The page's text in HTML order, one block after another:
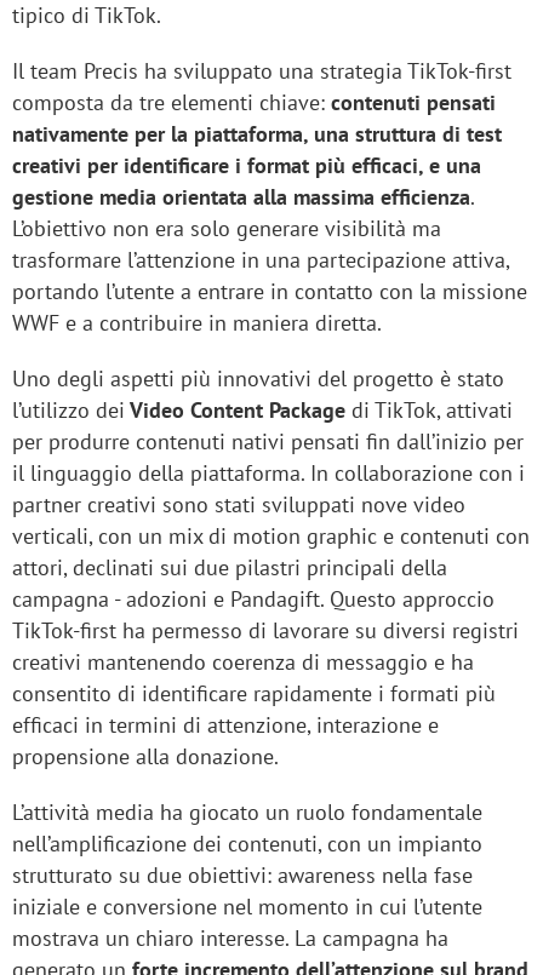
tipico di TikTok.
Il team Precis ha sviluppato una strategia TikTok-first
composta da tre elementi chiave: contenuti pensati
nativamente per la piattaforma, una struttura di test
creativi per identificare i format più efficaci, e una
gestione media orientata alla massima efficienza.
L’obiettivo non era solo generare visibilità ma
trasformare l’attenzione in una partecipazione attiva,
portando l’utente a entrare in contatto con la missione
WWF e a contribuire in maniera diretta.
Uno degli aspetti più innovativi del progetto è stato
l’utilizzo dei Video Content Package di TikTok, attivati
per produrre contenuti nativi pensati fin dall’inizio per
il linguaggio della piattaforma. In collaborazione con i
partner creativi sono stati sviluppati nove video
verticali, con un mix di motion graphic e contenuti con
attori, declinati sui due pilastri principali della
campagna - adozioni e Pandagift. Questo approccio
TikTok-first ha permesso di lavorare su diversi registri
creativi mantenendo coerenza di messaggio e ha
consentito di identificare rapidamente i formati più
efficaci in termini di attenzione, interazione e
propensione alla donazione.
L’attività media ha giocato un ruolo fondamentale
nell’amplificazione dei contenuti, con un impianto
strutturato su due obiettivi: awareness nella fase
iniziale e conversione nel momento in cui l’utente
mostrava un chiaro interesse. La campagna ha